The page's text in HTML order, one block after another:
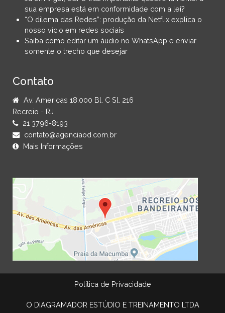
sua empresa está em conformidade com a lei?
“O dilema das Redes”: produção da Netflix explica o
nosso vício em redes sociais
Saiba como editar um áudio no WhatsApp e enviar
somente o trecho que desejar
Contato
Av. Americas 18.000 Bl. C Sl. 216
Recreio - RJ
21 3796-8193
contato@agenciaod.com.br
Mais Informações
Política de Privacidade
O DIAGRAMADOR ESTÚDIO E TREINAMENTO LTDA